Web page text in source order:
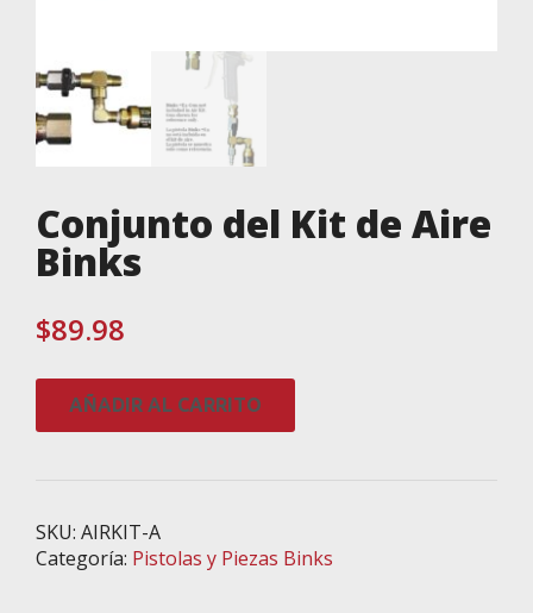
Conjunto del Kit de Aire
Binks
$89.98
Conjunto
Binks
cantidad
AÑADIR AL CARRITO
SKU: AIRKIT-A
Categoría: Pistolas y Piezas Binks